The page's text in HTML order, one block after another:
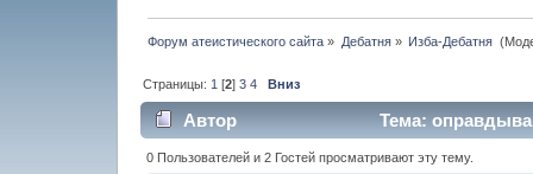
Форум атеистического сайта » Дебатня» Изба-Дебатня
Страницы: 1 [2]3 4 Вниз
Автор Тема:
0 Пользователей и 2 Гостей просматривают эту тему.